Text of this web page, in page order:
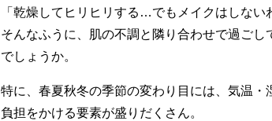
「乾燥してヒリヒリする…でもメイクはしない
そんなふうに、肌の不調と隣り合わせで過ごし
でしょうか。
特に、春夏秋冬の季節の変わり目には、気温・
負担をかける要素が盛りだくさん。